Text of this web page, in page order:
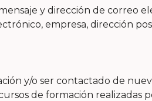
y dirección de correo
empresa, dirección
y/o ser contactado de
de formación realizadas